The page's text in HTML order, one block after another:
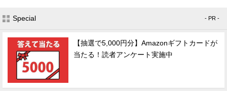
Special - PR -
【抽選で5,000円分】Amazonギフトカードが
当たる！読者アンケート実施中